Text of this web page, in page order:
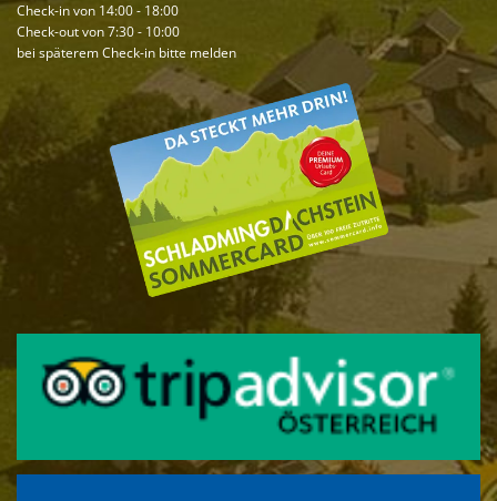
Check-in von 14:00 - 18:00
Check-out von 7:30 - 10:00
bei späterem Check-in bitte melden